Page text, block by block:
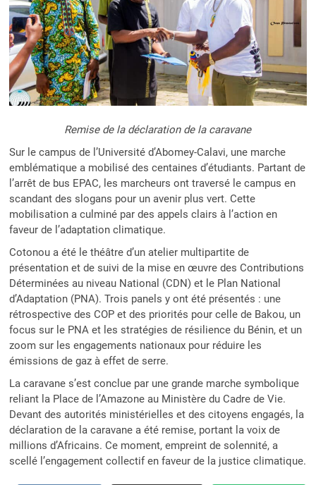
Remise de la déclaration de la caravane
Sur le campus de l’Université d’Abomey-Calavi, une marche
emblématique a mobilisé des centaines d’étudiants. Partant de
l’arrêt de bus EPAC, les marcheurs ont traversé le campus en
scandant des slogans pour un avenir plus vert. Cette
mobilisation a culminé par des appels clairs à l’action en
faveur de l’adaptation climatique.
Cotonou a été le théâtre d’un atelier multipartite de
présentation et de suivi de la mise en œuvre des Contributions
Déterminées au niveau National (CDN) et le Plan National
d’Adaptation (PNA). Trois panels y ont été présentés : une
rétrospective des COP et des priorités pour celle de Bakou, un
focus sur le PNA et les stratégies de résilience du Bénin, et un
zoom sur les engagements nationaux pour réduire les
émissions de gaz à effet de serre.
La caravane s’est conclue par une grande marche symbolique
reliant la Place de l’Amazone au Ministère du Cadre de Vie.
Devant des autorités ministérielles et des citoyens engagés, la
déclaration de la caravane a été remise, portant la voix de
millions d’Africains. Ce moment, empreint de solennité, a
scellé l’engagement collectif en faveur de la justice climatique.